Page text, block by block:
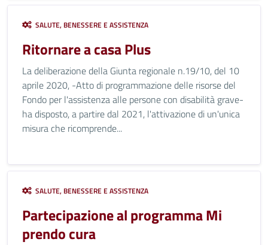
SALUTE, BENESSERE E ASSISTENZA
Ritornare a casa Plus
La deliberazione della Giunta regionale n.19/10, del 10
aprile 2020, -Atto di programmazione delle risorse del
Fondo per l'assistenza alle persone con disabilità grave-
ha disposto, a partire dal 2021, l'attivazione di un'unica
misura che ricomprende...
SALUTE, BENESSERE E ASSISTENZA
Partecipazione al programma Mi
prendo cura